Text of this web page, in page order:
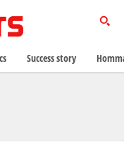
Success story